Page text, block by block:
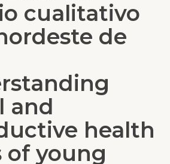
cualitativo
de
and
health
of young